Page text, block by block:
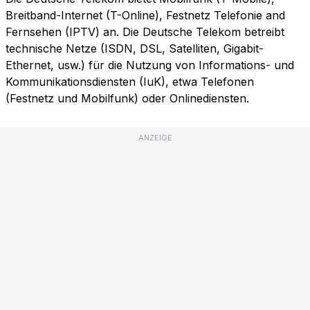
Breitband-Internet (T-Online), Festnetz Telefonie and
Fernsehen (IPTV) an. Die Deutsche Telekom betreibt
technische Netze (ISDN, DSL, Satelliten, Gigabit-
Ethernet, usw.) für die Nutzung von Informations- und
Kommunikationsdiensten (IuK), etwa Telefonen
(Festnetz und Mobilfunk) oder Onlinediensten.
ANZEIGE